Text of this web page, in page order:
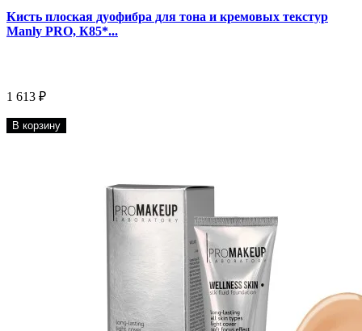
Кисть плоская дуофибра для тона и кремовых текстур
Manly PRO, К85*...
1 613 ₽
В корзину